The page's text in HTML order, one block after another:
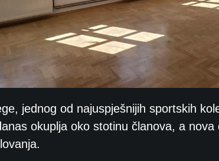
jednog od najuspješnijih sportskih
okuplja oko stotinu članova, a